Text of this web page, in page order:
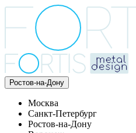
Ростов-на-Дону
Москва
Санкт-Петербург
Ростов-на-Дону